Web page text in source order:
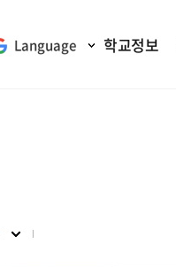
Language 학교정보